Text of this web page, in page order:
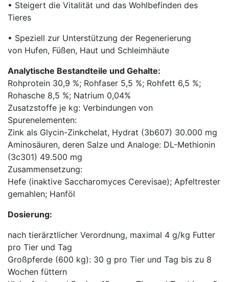
• Steigert die Vitalität und das Wohlbefinden des
Tieres
• Speziell zur Unterstützung der Regenerierung
von Hufen, Füßen, Haut und Schleimhäute
Analytische Bestandteile und Gehalte:
Rohprotein 30,9 %; Rohfaser 5,5 %; Rohfett 6,5 %;
Rohasche 8,5 %; Natrium 0,04%
Zusatzstoffe je kg: Verbindungen von
Spurenelementen:
Zink als Glycin-Zinkchelat, Hydrat (3b607) 30.000 mg
Aminosäuren, deren Salze und Analoge: DL-Methionin
(3c301) 49.500 mg
Zusammensetzung:
Hefe (inaktive Saccharomyces Cerevisae); Apfeltrester
gemahlen; Hanföl
Dosierung:
nach tierärztlicher Verordnung, maximal 4 g/kg Futter
pro Tier und Tag
Großpferde (600 kg): 30 g pro Tier und Tag bis zu 8
Wochen füttern